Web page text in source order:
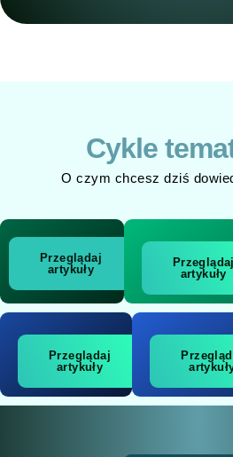
Cykle
O czym chcesz dziś
Przeglądaj
artykuły
Przeglądaj
artykuły
Przeglądaj
artykuły